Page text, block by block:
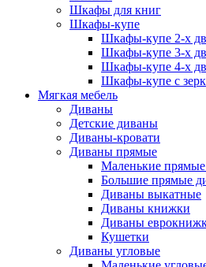
Шкафы для книг
Шкафы-купе
Шкафы-купе 2-х
Шкафы-купе 3-х
Шкафы-купе 4-х
Шкафы-купе с
Мягкая мебель
Диваны
Детские диваны
Диваны-кровати
Диваны прямые
Маленькие
Большие прямые
Диваны выкатные
Диваны книжки
Диваны
Кушетки
Диваны угловые